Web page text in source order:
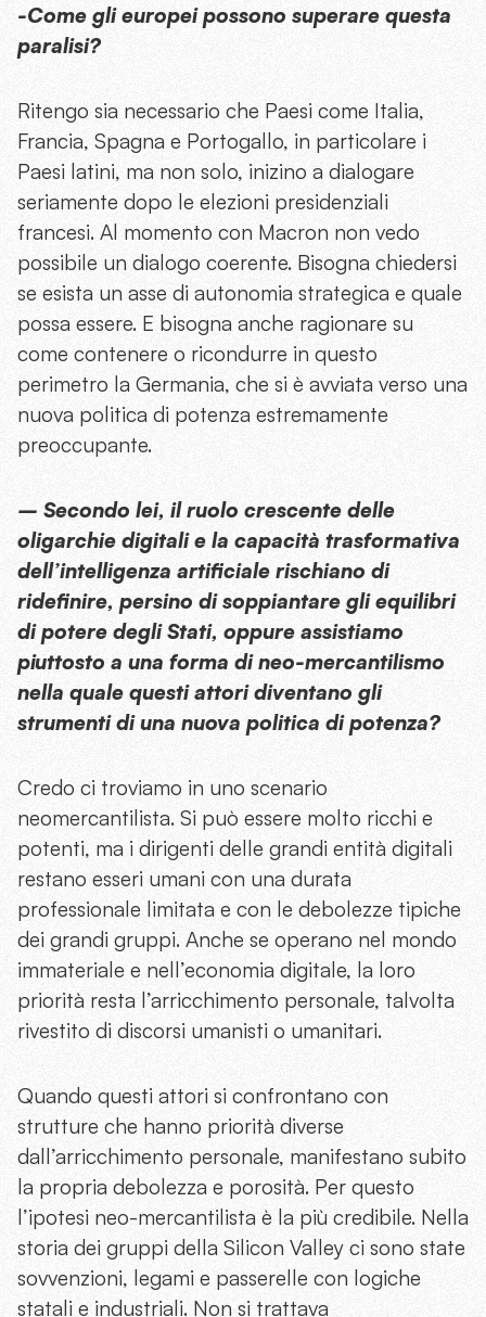
-Come gli europei possono superare questa
paralisi?
Ritengo sia necessario che Paesi come Italia,
Francia, Spagna e Portogallo, in particolare i
Paesi latini, ma non solo, inizino a dialogare
seriamente dopo le elezioni presidenziali
francesi. Al momento con Macron non vedo
possibile un dialogo coerente. Bisogna chiedersi
se esista un asse di autonomia strategica e quale
possa essere. E bisogna anche ragionare su
come contenere o ricondurre in questo
perimetro la Germania, che si è avviata verso una
nuova politica di potenza estremamente
preoccupante.
– Secondo lei, il ruolo crescente delle
oligarchie digitali e la capacità trasformativa
dell’intelligenza artificiale rischiano di
ridefinire, persino di soppiantare gli equilibri
di potere degli Stati, oppure assistiamo
piuttosto a una forma di neo-mercantilismo
nella quale questi attori diventano gli
strumenti di una nuova politica di potenza?
Credo ci troviamo in uno scenario
neomercantilista. Si può essere molto ricchi e
potenti, ma i dirigenti delle grandi entità digitali
restano esseri umani con una durata
professionale limitata e con le debolezze tipiche
dei grandi gruppi. Anche se operano nel mondo
immateriale e nell’economia digitale, la loro
priorità resta l’arricchimento personale, talvolta
rivestito di discorsi umanisti o umanitari.
Quando questi attori si confrontano con
strutture che hanno priorità diverse
dall’arricchimento personale, manifestano subito
la propria debolezza e porosità. Per questo
l’ipotesi neo-mercantilista è la più credibile. Nella
storia dei gruppi della Silicon Valley ci sono state
sovvenzioni, legami e passerelle con logiche
statali e industriali. Non si trattava